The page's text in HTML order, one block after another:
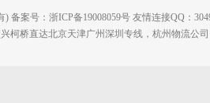
备案号：浙ICP备19008059号 友情连接QQ：
柯桥直达北京天津广州深圳专线，杭州物流公